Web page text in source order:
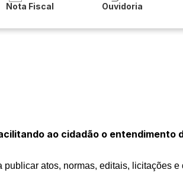
Nota Fiscal Ouvidoria
ao cidadão o entendimento
atos, normas, editais, licitações